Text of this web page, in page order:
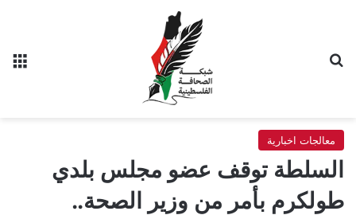
معالجات اخبارية
السلطة توقف عضو مجلس بلدي
طولكرم بأمر من وزير الصحة..